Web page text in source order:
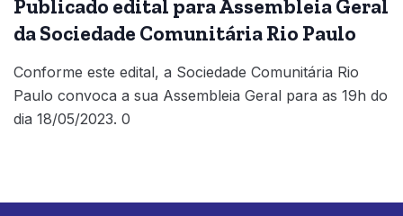
Publicado edital para Assembleia Geral
da Sociedade Comunitária Rio Paulo
Conforme este edital, a Sociedade Comunitária Rio
Paulo convoca a sua Assembleia Geral para as 19h do
dia 18/05/2023. 0